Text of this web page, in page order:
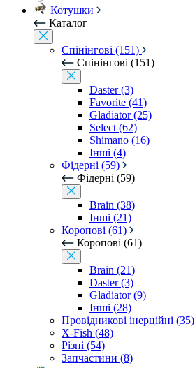
Котушки
Каталог
Спінінгові (151)
Спінінгові (151)
Daster (3)
Favorite (41)
Gladiator (25)
Select (62)
Shimano (16)
Інші (4)
Фідерні (59)
Фідерні (59)
Brain (38)
Інші (21)
Коропові (61)
Коропові (61)
Brain (21)
Daster (3)
Gladiator (9)
Інші (28)
Провідникові інерційні (35)
X-Fish (48)
Різні (54)
Запчастини (8)